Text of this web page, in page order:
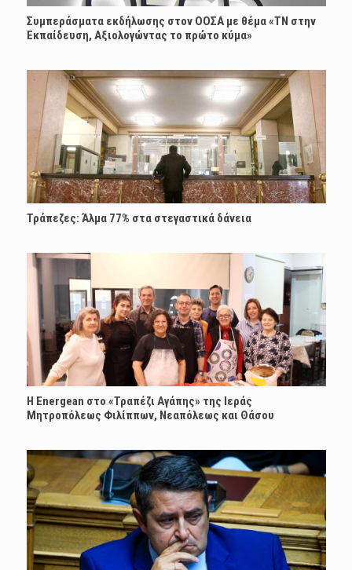
Συμπεράσματα εκδήλωσης στον ΟΟΣΑ με θέμα «ΤΝ στην
Εκπαίδευση, Αξιολογώντας το πρώτο κύμα»
Τράπεζες: Άλμα 77% στα στεγαστικά δάνεια
H Energean στο «Τραπέζι Αγάπης» της Ιεράς
Μητροπόλεως Φιλίππων, Νεαπόλεως και Θάσου